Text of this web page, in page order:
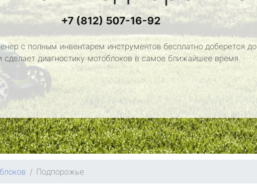
+7 (812) 507-16-92
с полным инвентарем инструментов бесплатно доберется до
сделает диагностику мотоблоков в самое ближайшее время.
Подпорожье